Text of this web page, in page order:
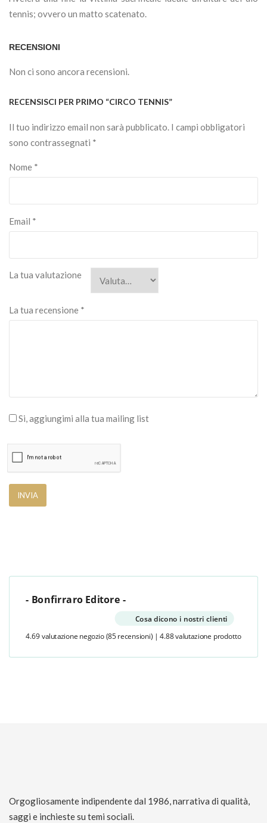
tennis; ovvero un matto scatenato.
RECENSIONI
Non ci sono ancora recensioni.
RECENSISCI PER PRIMO “CIRCO TENNIS”
Il tuo indirizzo email non sarà pubblicato. I campi obbligatori
sono contrassegnati *
Nome *
Email *
La tua valutazione
La tua recensione *
Si, aggiungimi alla tua mailing list
- Bonfirraro Editore -
Cosa dicono i nostri clienti
4.69 valutazione negozio (85 recensioni) | 4.88 valutazione prodotto
Orgogliosamente indipendente dal 1986, narrativa di qualità,
saggi e inchieste su temi sociali.